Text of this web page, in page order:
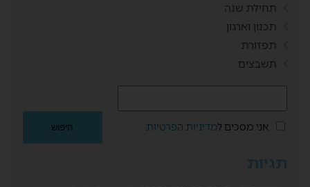
תחילת שנה
תכנון וארגון
תפזורת
תשבצים
אני מסכים למדיניות הפרטיות
תגיות